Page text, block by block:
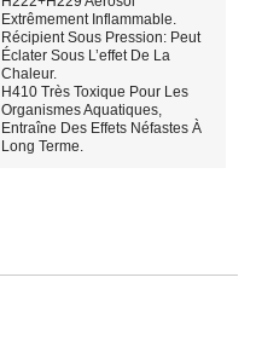
Extrêmement Inflammable.
Récipient Sous Pression: Peut
Éclater Sous L’effet De La
Chaleur.
H410 Très Toxique Pour Les
Organismes Aquatiques,
Entraîne Des Effets Néfastes À
Long Terme.